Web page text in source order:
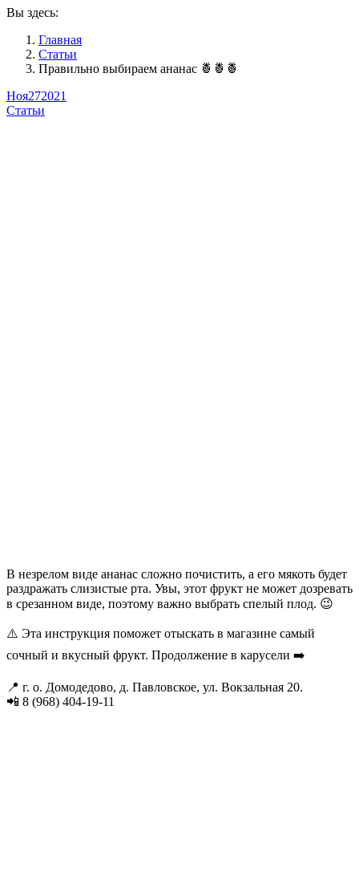
Вы здесь:
Главная
Статьи
Правильно выбираем ананас 🍍🍍🍍
Ноя272021
Статьи
В незрелом виде ананас сложно почистить, а его мякоть будет
раздражать слизистые рта. Увы, этот фрукт не может дозревать
в срезанном виде, поэтому важно выбрать спелый плод. 😉
⚠️ Эта инструкция поможет отыскать в магазине самый
сочный и вкусный фрукт. Продолжение в карусели ➡️
📍 г. о. Домодедово, д. Павловское, ул. Вокзальная 20.
📲 8 (968) 404-19-11